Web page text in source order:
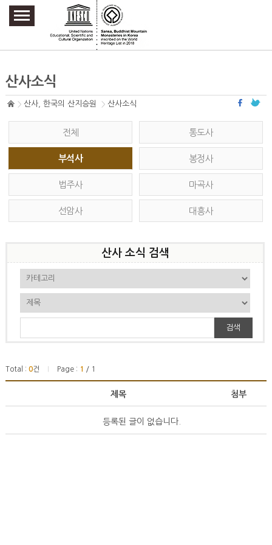
주요메뉴 바로가기
본문 바로가기
하단메뉴 바로가기
산사소식
산사, 한국의 산지승원 산사소식
전체 통도사
부석사 봉정사
법주사 마곡사
선암사 대흥사
산사 소식 검색
검색
Total : 0건 Page : 1 / 1
제목 첨부
등록된 글이 없습니다.